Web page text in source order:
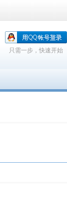
只需一步，快速开始